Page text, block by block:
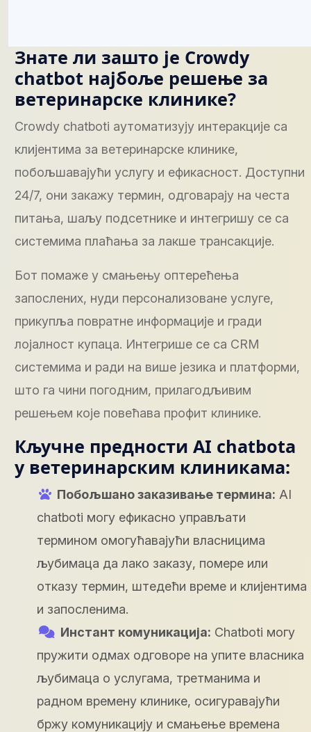
Знате ли зашто је Crowdy
chatbot најбоље решење за
ветеринарске клинике?
Crowdy chatboti аутоматизују интеракције са
клијентима за ветеринарске клинике,
побољшавајући услугу и ефикасност. Доступни
24/7, они закажу термин, одговарају на честа
питања, шаљу подсетнике и интегришу се са
системима плаћања за лакше трансакције.
Бот помаже у смањењу оптерећења
запослених, нуди персонализоване услуге,
прикупља повратне информације и гради
лојалност купаца. Интегрише се са CRM
системима и ради на више језика и платформи,
што га чини погодним, прилагодљивим
решењем које повећава профит клинике.
Кључне предности AI chatbota
у ветеринарским клиникама:
Побољшано заказивање термина: AI
chatboti могу ефикасно управљати
термином омогућавајући власницима
љубимаца да лако заказу, помере или
отказу термин, штедећи време и клијентима
и запосленима.
Инстант комуникација: Chatboti могу
пружити одмах одговоре на упите власника
љубимаца о услугама, третманима и
радном времену клинике, осигуравајући
бржу комуникацију и смањење времена